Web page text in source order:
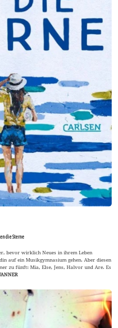
die Sterne
bevor wirklich Neues in ihrem Leben
auf ein Musikgymnasium gehen. Aber diesen
zu fünft: Mia, Else, Jens, Halvor und Are. Es